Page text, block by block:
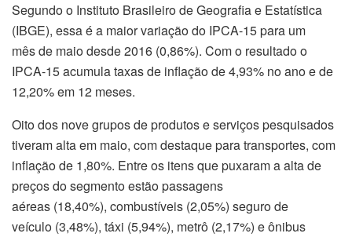
Segundo o Instituto Brasileiro de Geografia e Estatística
(IBGE), essa é a maior variação do IPCA-15 para um
mês de maio desde 2016 (0,86%). Com o resultado o
IPCA-15 acumula taxas de inflação de 4,93% no ano e de
12,20% em 12 meses.
Oito dos nove grupos de produtos e serviços pesquisados
tiveram alta em maio, com destaque para transportes, com
inflação de 1,80%. Entre os itens que puxaram a alta de
preços do segmento estão passagens
aéreas (18,40%), combustíveis (2,05%) seguro de
veículo (3,48%), táxi (5,94%), metrô (2,17%) e ônibus